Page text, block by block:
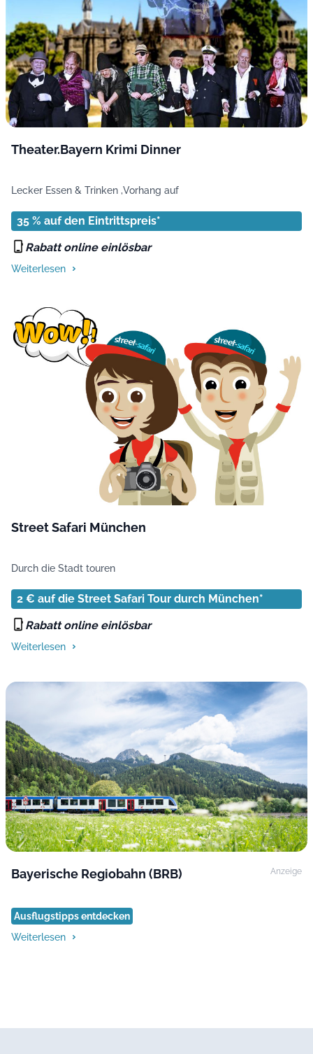
Theater.Bayern Krimi Dinner
Lecker Essen & Trinken ,Vorhang auf
35 % auf den Eintrittspreis*
Rabatt online einlösbar
Weiterlesen
Street Safari München
Durch die Stadt touren
2 € auf die Street Safari Tour durch München*
Rabatt online einlösbar
Weiterlesen
Bayerische Regiobahn (BRB) Anzeige
Ausflugstipps entdecken
Weiterlesen